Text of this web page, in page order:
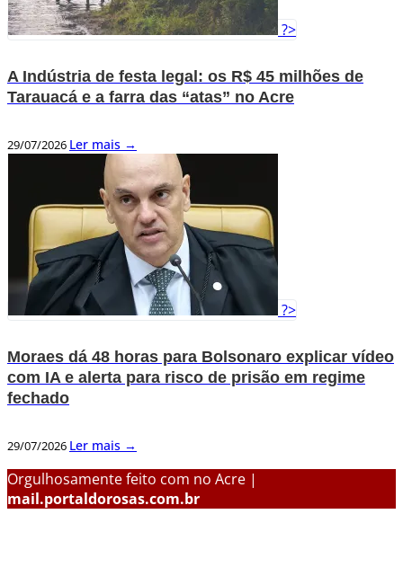
?>
A Indústria de festa legal: os R$ 45 milhões de
Tarauacá e a farra das “atas” no Acre
29/07/2026 Ler mais →
?>
Moraes dá 48 horas para Bolsonaro explicar vídeo
com IA e alerta para risco de prisão em regime
fechado
29/07/2026 Ler mais →
Orgulhosamente feito com no Acre |
mail.portaldorosas.com.br